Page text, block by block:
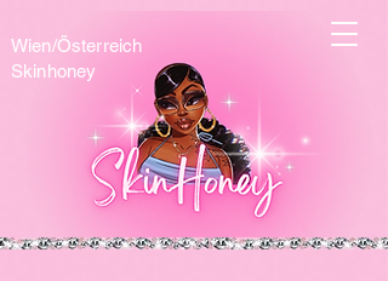
Wien/Österreich
Skinhoney